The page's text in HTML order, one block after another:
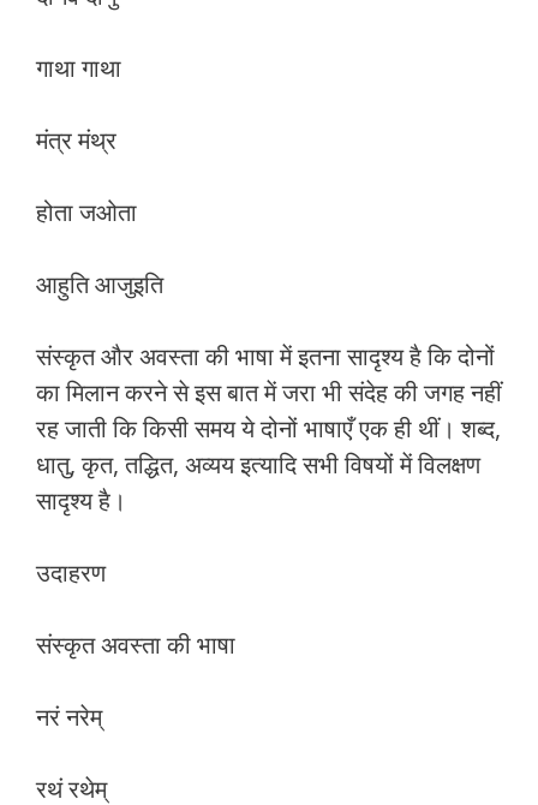
गाथा गाथा
मंत्र मंथ्र
होता जओता
आहुति आजुइति
संस्‍कृत और अवस्‍ता की भाषा में इतना सादृश्‍य है कि दोनों
का मिलान करने से इस बात में जरा भी संदेह की जगह नहीं
रह जाती कि किसी समय ये दोनों भाषाएँ एक ही थीं। शब्‍द,
धातु, कृत, तद्धित, अव्‍यय इत्‍यादि सभी विषयों में विलक्षण
सादृश्‍य है।
उदाहरण
संस्‍कृत अवस्‍ता की भाषा
नरं नरेम्
रथं रथेम्